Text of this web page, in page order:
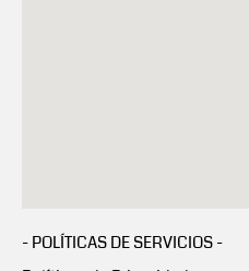
- POLÍTICAS DE SERVICIOS -